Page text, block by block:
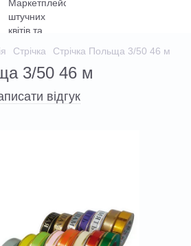
Стрічка Стрічка Польща 3/50 46 м
3/50 46 м
відгук